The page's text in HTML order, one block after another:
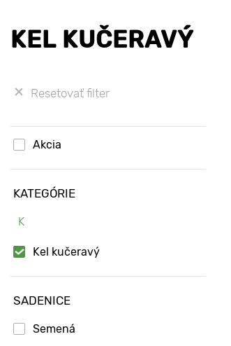
KEL KUČERAVÝ
Resetovať filter
Akcia
KATEGÓRIE
K
Kel kučeravý
SADENICE
Semená